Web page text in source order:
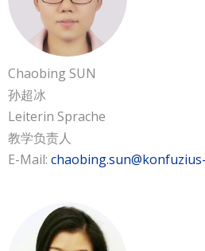
Chaobing SUN
孙超冰
Leiterin Sprache
教学负责人
E-Mail: